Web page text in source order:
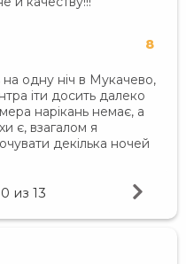
8
одну ніч в Мукачево,
іти досить далеко
нарікань немає, а
є, взагалом я
декілька ночей
из 13